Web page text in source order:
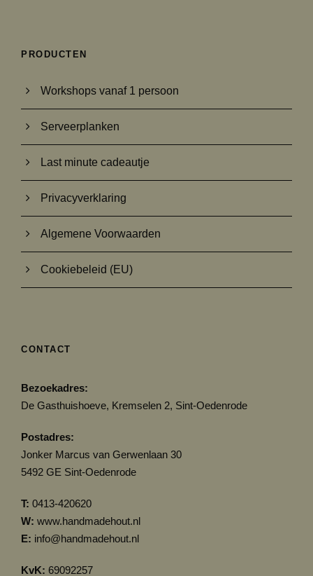
PRODUCTEN
Workshops vanaf 1 persoon
Serveerplanken
Last minute cadeautje
Privacyverklaring
Algemene Voorwaarden
Cookiebeleid (EU)
CONTACT
Bezoekadres:
De Gasthuishoeve, Kremselen 2, Sint-Oedenrode
Postadres:
Jonker Marcus van Gerwenlaan 30
5492 GE Sint-Oedenrode
T: 0413-420620
W: www.handmadehout.nl
E: info@handmadehout.nl
KvK: 69092257